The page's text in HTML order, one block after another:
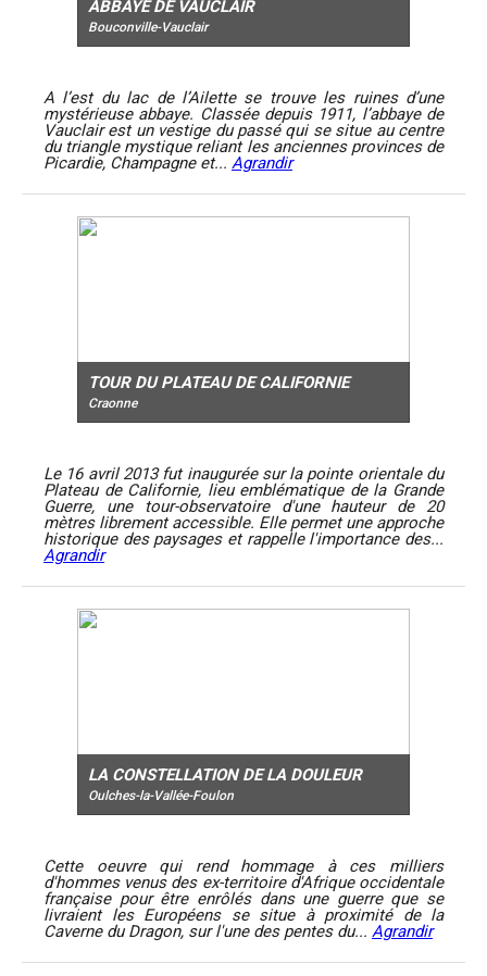
ABBAYE DE VAUCLAIR
Bouconville-Vauclair
A l’est du lac de l’Ailette se trouve les ruines d’une
mystérieuse abbaye. Classée depuis 1911, l’abbaye de
Vauclair est un vestige du passé qui se situe au centre
du triangle mystique reliant les anciennes provinces de
Picardie, Champagne et... Agrandir
TOUR DU PLATEAU DE CALIFORNIE
Craonne
Le 16 avril 2013 fut inaugurée sur la pointe orientale du
Plateau de Californie, lieu emblématique de la Grande
Guerre, une tour-observatoire d'une hauteur de 20
mètres librement accessible. Elle permet une approche
historique des paysages et rappelle l'importance des...
Agrandir
LA CONSTELLATION DE LA DOULEUR
Oulches-la-Vallée-Foulon
Cette oeuvre qui rend hommage à ces milliers
d'hommes venus des ex-territoire d'Afrique occidentale
française pour être enrôlés dans une guerre que se
livraient les Européens se situe à proximité de la
Caverne du Dragon, sur l'une des pentes du... Agrandir